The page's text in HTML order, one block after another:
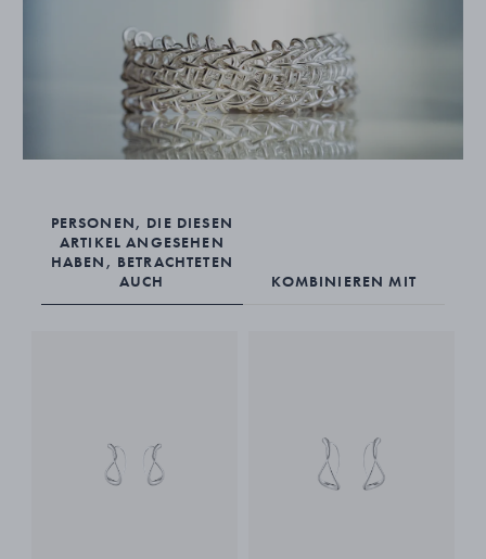
PERSONEN, DIE DIESEN
ARTIKEL ANGESEHEN
HABEN, BETRACHTETEN
AUCH
KOMBINIEREN MIT